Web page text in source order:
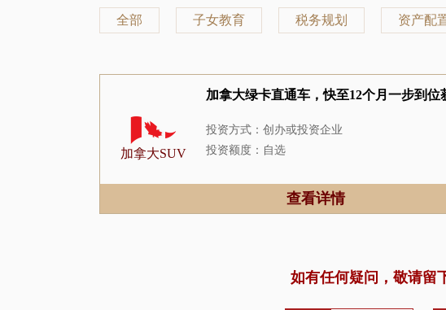
全部 子女教育 税务规划 资产配
加拿大SUV
加拿大绿卡直通车，快至12个月一步到位
投资方式：创办或投资企业
投资额度：自选
申请周期：12-24个月查看详情
如有任何疑问，敬请留